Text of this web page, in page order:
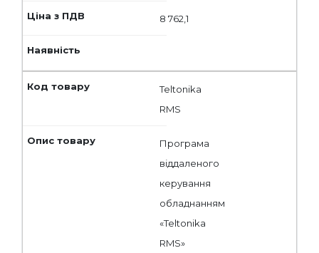
8 762,1
Teltonika
RMS
Програма
віддаленого
керування
обладнанням
«Teltonika
RMS»